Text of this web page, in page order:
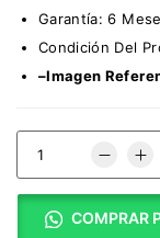
Garantía: 6
Condición Del
–Imagen
COMPRAR